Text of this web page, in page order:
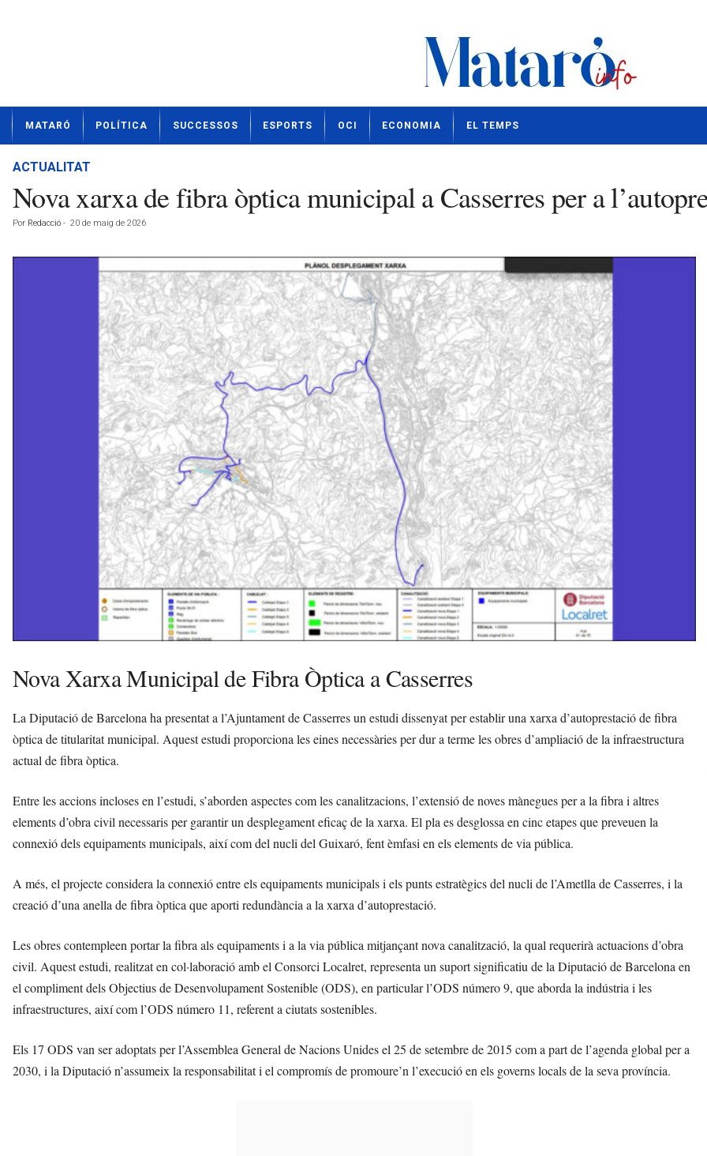
t
MATARÓ POLÍTICA SUCCESSOS ESPORTS OCI ECONOMIA EL TEMPS
ACTUALITAT
Nova xarxa de fibra òptica municipal a Casserres per a
Por Redacció - 20 de maig de 2026
Nova Xarxa Municipal de Fibra Òptica a Casserres
La Diputació de Barcelona ha presentat a l’Ajuntament de Casserres un estudi dissenyat per establir una xarxa d’autoprestació de fibra
òptica de titularitat municipal. Aquest estudi proporciona les eines necessàries per dur a terme les obres d’ampliació de la infraestructura
actual de fibra òptica.
Entre les accions incloses en l’estudi, s’aborden aspectes com les canalitzacions, l’extensió de noves mànegues per a la fibra i altres
elements d’obra civil necessaris per garantir un desplegament eficaç de la xarxa. El pla es desglossa en cinc etapes que preveuen la
connexió dels equipaments municipals, així com del nucli del Guixaró, fent èmfasi en els elements de via pública.
A més, el projecte considera la connexió entre els equipaments municipals i els punts estratègics del nucli de l’Ametlla de Casserres, i la
creació d’una anella de fibra òptica que aporti redundància a la xarxa d’autoprestació.
Les obres contempleen portar la fibra als equipaments i a la via pública mitjançant nova canalització, la qual requerirà actuacions d’obra
civil. Aquest estudi, realitzat en col·laboració amb el Consorci Localret, representa un suport significatiu de la Diputació de Barcelona en
el compliment dels Objectius de Desenvolupament Sostenible (ODS), en particular l’ODS número 9, que aborda la indústria i les
infraestructures, així com l’ODS número 11, referent a ciutats sostenibles.
Els 17 ODS van ser adoptats per l’Assemblea General de Nacions Unides el 25 de setembre de 2015 com a part de l’agenda global per a
2030, i la Diputació n’assumeix la responsabilitat i el compromís de promoure’n l’execució en els governs locals de la seva província.